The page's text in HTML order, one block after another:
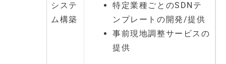
システ
ム構築
特定業種ごとのSDNテ
ンプレートの開発/提供
事前現地調整サービスの
提供